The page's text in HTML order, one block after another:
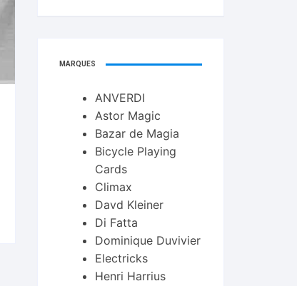
MARQUES
ANVERDI
Astor Magic
Bazar de Magia
Bicycle Playing
Cards
Climax
Davd Kleiner
Di Fatta
Dominique Duvivier
Electricks
Henri Harrius